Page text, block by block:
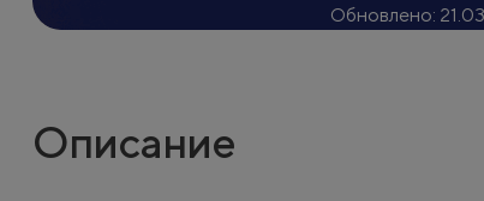
Обновлено:
Описание